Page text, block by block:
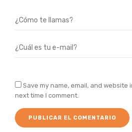
Save my name, email, and website
next time I comment.